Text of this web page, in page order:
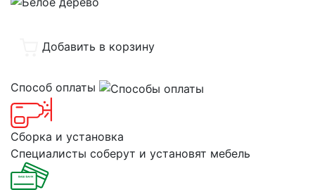
Добавить в корзину
Способ оплаты
Сборка и установка
Специалисты соберут и установят мебель